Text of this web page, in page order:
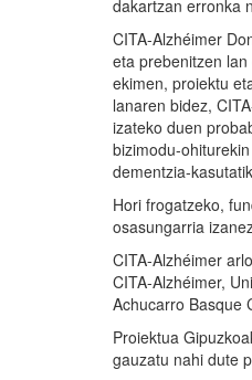
dakartzan erronka
CITA-Alzhéimer
eta prebenitzen
ekimen, proiektu
lanaren bidez,
izateko duen
bizimodu-
dementzia-
Hori frogatzeko,
osasungarria
CITA-Alzhéimer
CITA-Alzhéimer,
Achucarro Basque
Proiektua
gauzatu nahi dute